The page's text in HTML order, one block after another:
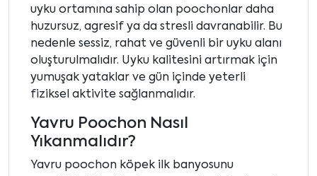
uyku ortamına sahip olan poochonlar daha
huzursuz, agresif ya da stresli davranabilir. Bu
nedenle sessiz, rahat ve güvenli bir uyku alanı
oluşturulmalıdır. Uyku kalitesini artırmak için
yumuşak yataklar ve gün içinde yeterli
fiziksel aktivite sağlanmalıdır.
Yavru Poochon Nasıl
Yıkanmalıdır?
Yavru poochon köpek ilk banyosunu